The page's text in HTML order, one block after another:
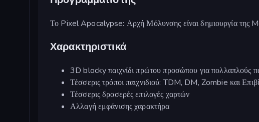
Το Pixel Apocalypse: Αρχή Μόλυνσης είναι δημιουργία της
Χαρακτηριστικά
3D blocky παιχνίδι πρώτου προσώπου για πολλαπλούς
Τέσσερις τρόποι παιχνιδιού: TDM, DM, Zombie και
Τέσσερις δροσερές επιλογές χαρτών
Αλλαγή εμφάνισης χαρακτήρα